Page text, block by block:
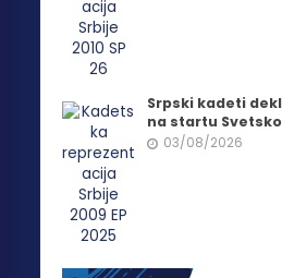
Srpski kadeti
na startu
03/08/2026